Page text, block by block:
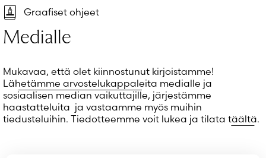
Eikö sinulla ole tiliä?
Luo uusi tili
Graafiset ohjeet
Medialle
Mukavaa, että olet kiinnostunut kirjoistamme!
Lähetämme arvostelukappaleita medialle ja
sosiaalisen median vaikuttajille, järjestämme
haastatteluita ja vastaamme myös muihin
tiedusteluihin. Tiedotteemme voit lukea ja tilata täältä.